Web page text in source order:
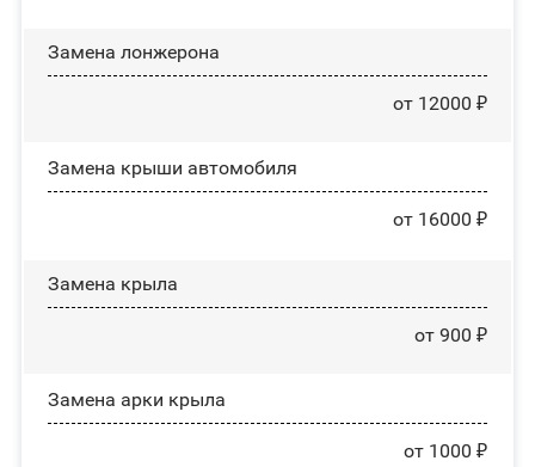
Замена лонжерона
от 12000 ₽
Замена крыши автомобиля
от 16000 ₽
Замена крыла
от 900 ₽
Замена арки крыла
от 1000 ₽